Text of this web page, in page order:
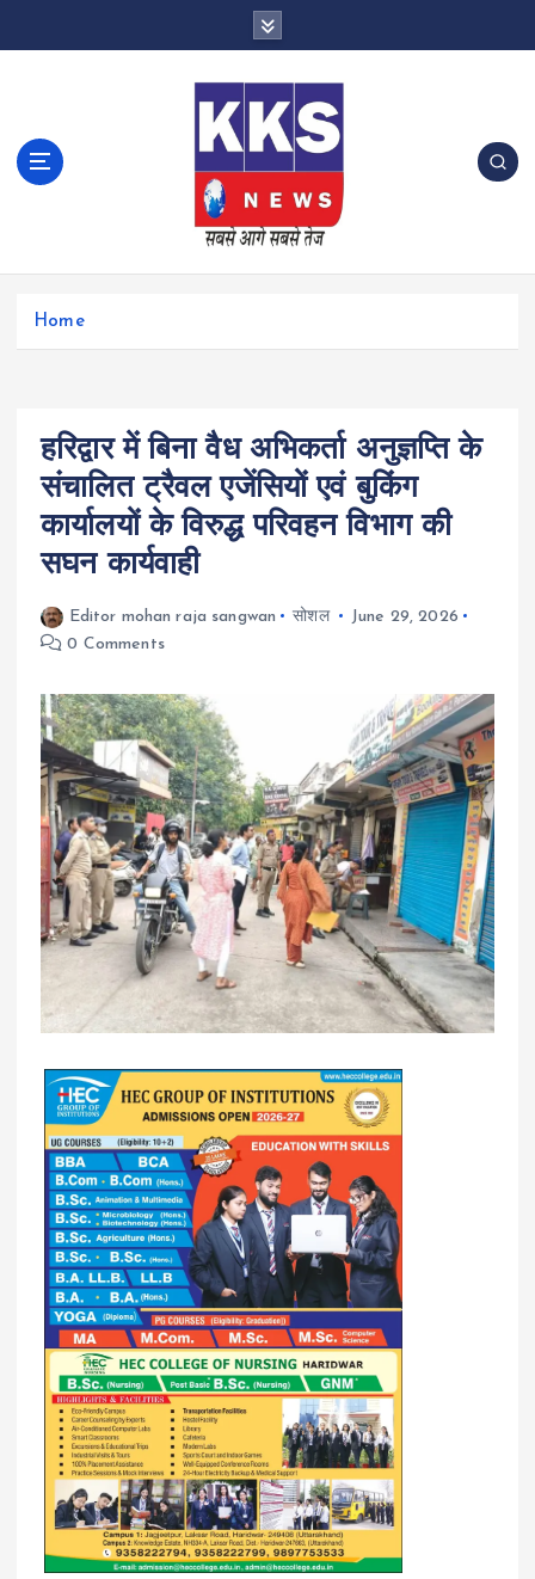
Home
हरिद्वार में बिना वैध अभिकर्ता अनुज्ञप्ति के
संचालित ट्रैवल एजेंसियों एवं बुकिंग
कार्यालयों के विरुद्ध परिवहन विभाग की
सघन कार्यवाही
Editor mohan raja sangwan सोशल
June 29, 2026
0 Comments